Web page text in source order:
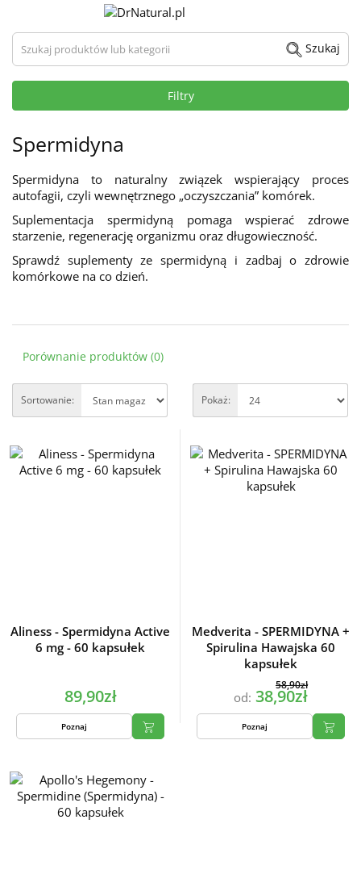
Szukaj produktów lub kategorii Szukaj
Filtry
Spermidyna
Spermidyna to naturalny związek wspierający proces
autofagii, czyli wewnętrznego „oczyszczania” komórek.
Suplementacja spermidyną pomaga wspierać zdrowe
starzenie, regenerację organizmu oraz długowieczność.
Sprawdź suplementy ze spermidyną i zadbaj o zdrowie
komórkowe na co dzień.
Porównanie produktów (0)
Sortowanie: Pokaż:
Aliness - Spermidyna Active
6 mg - 60 kapsułek
89,90zł
Poznaj
Medverita - SPERMIDYNA +
Spirulina Hawajska 60
kapsułek
od:
58,90zł
38,90zł
Poznaj